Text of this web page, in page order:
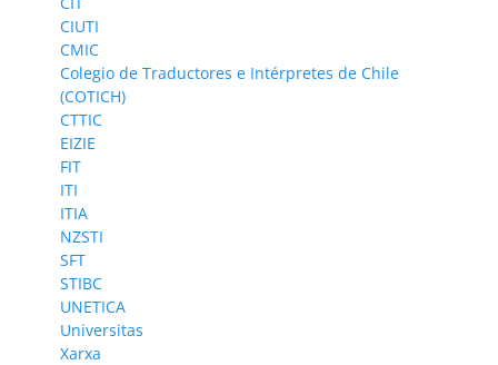
CIUTI
CMIC
Colegio de Traductores e Intérpretes de Chile
(COTICH)
CTTIC
EIZIE
FIT
ITI
ITIA
NZSTI
SFT
STIBC
UNETICA
Universitas
Xarxa